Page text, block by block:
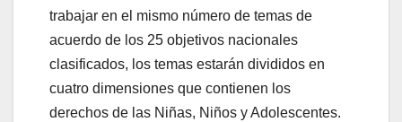
trabajar en el mismo número de temas de
acuerdo de los 25 objetivos nacionales
clasificados, los temas estarán divididos en
cuatro dimensiones que contienen los
derechos de las Niñas, Niños y Adolescentes.